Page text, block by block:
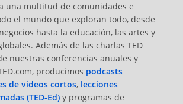
una multitud de comunidades e
el mundo que exploran todo, desde
hasta la educación, las artes y
Además de las charlas TED
nuestras conferencias anuales y
producimos podcasts
de videos cortos, lecciones
(TED-Ed)y programas de